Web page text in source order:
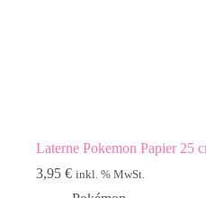
Laterne Pokemon Papier 25
3,95 € inkl. % MwSt.